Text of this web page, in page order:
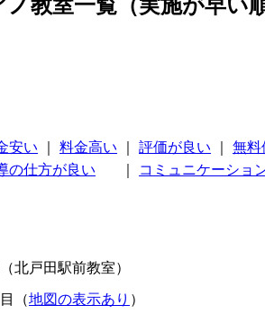
教室一覧（実施が早い順
安い 料金高い 評価が良い 無料
の仕方が良い コミュニケーショ
北戸田駅前教室）
（地図の表示あり ）